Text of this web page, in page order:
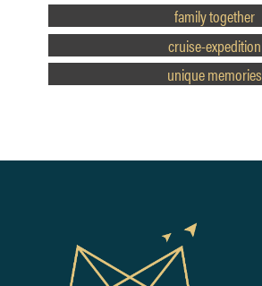
family together
cruise-expedition
unique memories